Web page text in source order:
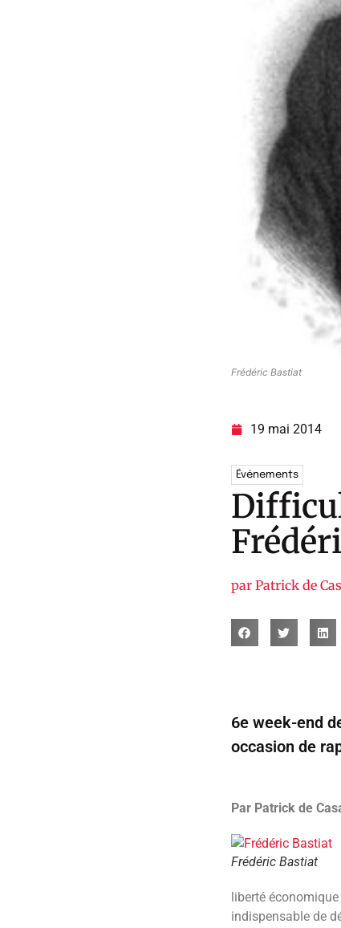
Frédéric Bastiat
19 mai 2014
Événements
par Patrick de
6e week-end
occasion de
Par Patrick de
Frédéric Bastiat
liberté
indispensable de